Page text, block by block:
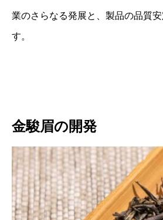
業のさらなる発展と、製品の品質
す。
金駿眉の開発